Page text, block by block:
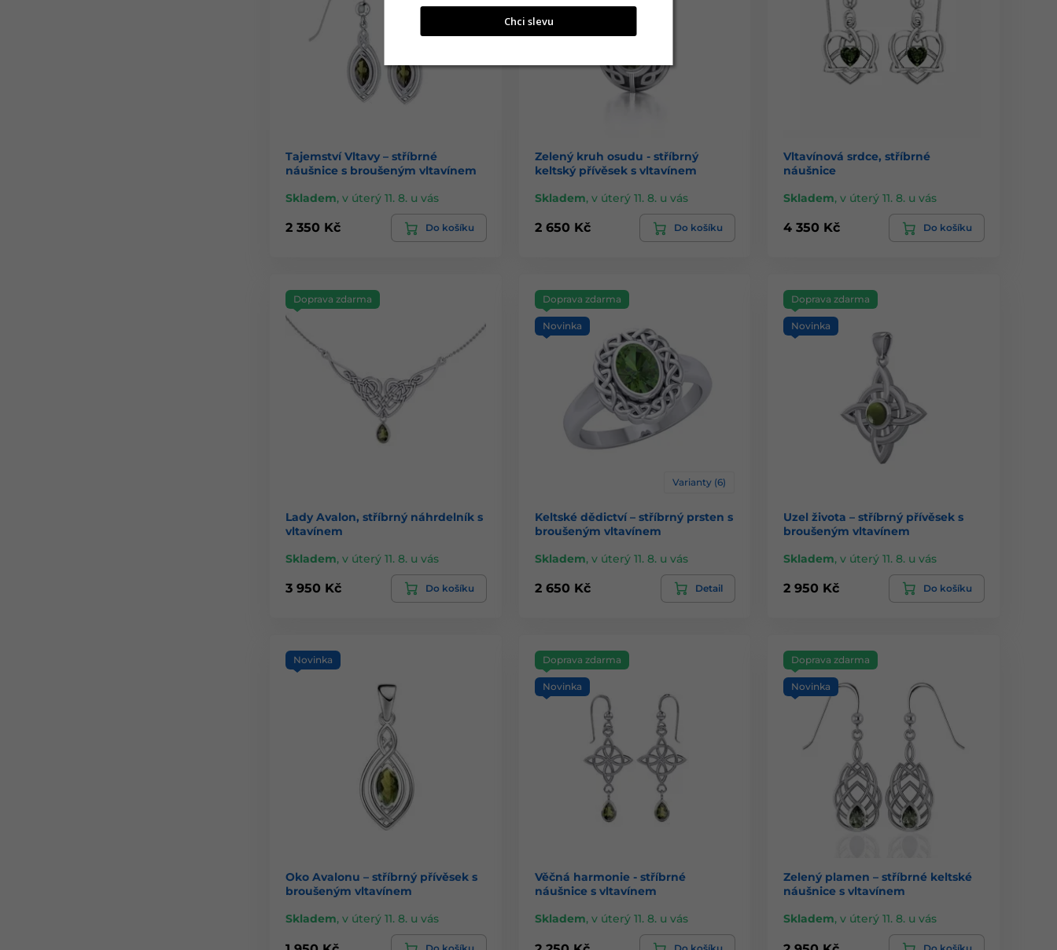
Tajemství Vltavy – stříbrné
náušnice s broušeným vltavínem
Skladem, v úterý 11. 8. u vás
2 350 Kč Do košíku
Zelený kruh osudu - stříbrný
keltský přívěsek s vltavínem
Skladem, v úterý 11. 8. u vás
2 650 Kč Do košíku
Vltavínová srdce, stříbrné
náušnice
Skladem,v úterý 11. 8. u vás
4 350 Kč Do košíku
Doprava zdarma
Lady Avalon, stříbrný náhrdelník s
vltavínem
Skladem, v úterý 11. 8. u vás
3 950 Kč Do košíku
Doprava zdarma
Novinka
Varianty (6)
Keltské dědictví – stříbrný prsten s
broušeným vltavínem
Skladem, v úterý 11. 8. u vás
2 650 Kč Detail
Doprava zdarma
Novinka
Uzel života – stříbrný přívěsek s
broušeným vltavínem
Skladem,v úterý 11. 8. u vás
2 950 Kč Do košíku
Novinka
Oko Avalonu – stříbrný přívěsek s
broušeným vltavínem
Skladem, v úterý 11. 8. u vás
Doprava zdarma
Novinka
Věčná harmonie - stříbrné
náušnice s vltavínem
Skladem, v úterý 11. 8. u vás
Doprava zdarma
Novinka
Zelený plamen – stříbrné keltské
náušnice s vltavínem
Skladem,v úterý 11. 8. u vás
Chci slevu